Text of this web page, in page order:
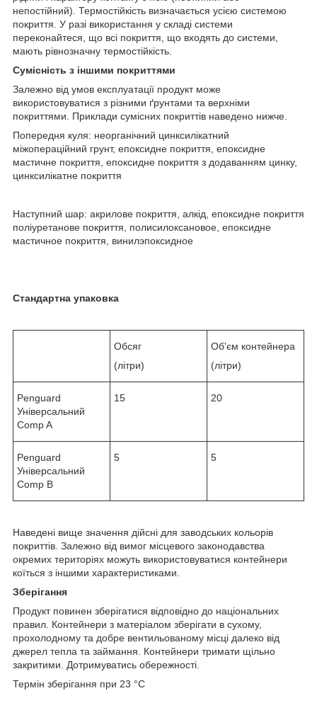
непостійний). Термостійкість визначається усією системою
покриття. У разі використання у складі системи
переконайтеся, що всі покриття, що входять до системи,
мають рівнозначну термостійкість.
Сумісність з іншими покриттями
Залежно від умов експлуатації продукт може
використовуватися з різними ґрунтами та верхніми
покриттями. Приклади сумісних покриттів наведено нижче.
Попередня куля: неорганічний цинксилікатний
міжопераційний грунт, епоксидне покриття, епоксидне
мастичне покриття, епоксидне покриття з додаванням цинку,
цинксилікатне покриття
Наступний шар: акрилове покриття, алкід, епоксидне покриття
поліуретанове покриття, полисилоксановое, епоксидне
мастичное покриття, винилэпоксидное
Стандартна упаковка
Обсяг
(літри)
Об'єм контейнера
(літри)
Penguard
Універсальний
Comp A
15 20
Penguard
Універсальний
Comp B
5 5
Наведені вище значення дійсні для заводських кольорів
покриттів. Залежно від вимог місцевого законодавства
окремих територіях можуть використовуватися контейнери
коїться з іншими характеристиками.
Зберігання
Продукт повинен зберігатися відповідно до національних
правил. Контейнери з матеріалом зберігати в сухому,
прохолодному та добре вентильованому місці далеко від
джерел тепла та займання. Контейнери тримати щільно
закритими. Дотримуватись обережності.
Термін зберігання при 23 °C